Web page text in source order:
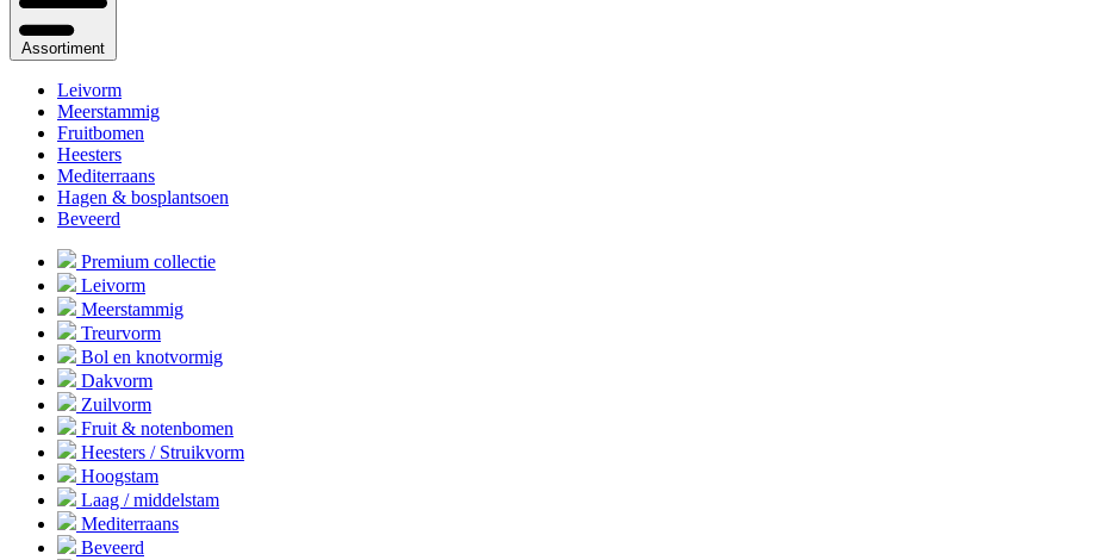
Assortiment
Leivorm
Meerstammig
Fruitbomen
Heesters
Mediterraans
Hagen & bosplantsoen
Beveerd
Premium collectie
Leivorm
Meerstammig
Treurvorm
Bol en knotvormig
Dakvorm
Zuilvorm
Fruit & notenbomen
Heesters / Struikvorm
Hoogstam
Laag / middelstam
Mediterraans
Beveerd